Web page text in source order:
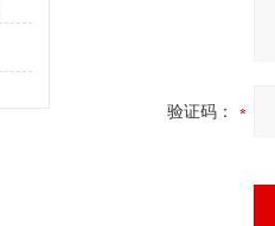
验证码：